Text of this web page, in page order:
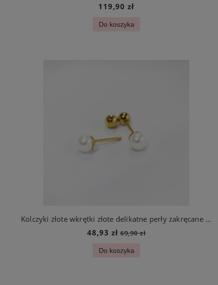
119,90 zł
Do koszyka
Kolczyki złote wkrętki złote delikatne perły zakręcane ze stali jubilerskiej
48,93 zł 69,90 zł
Do koszyka